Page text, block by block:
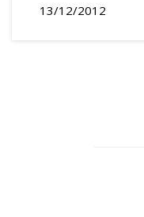
13/12/2012